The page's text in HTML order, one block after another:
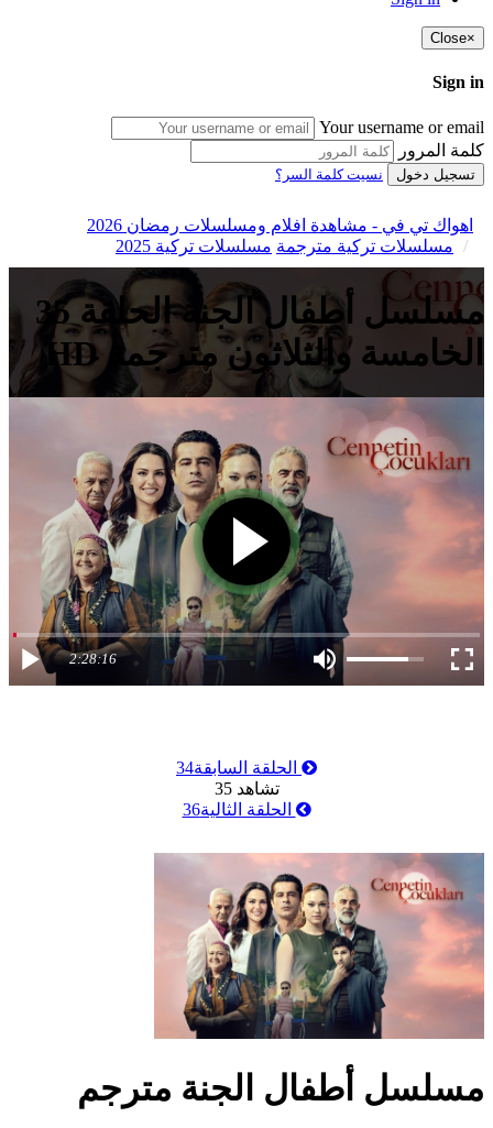
×
Close
Sign in
Your username or email
كلمة المرور
تسجيل دخول نسيت كلمة السر؟
اهواك تي في - مشاهدة افلام ومسلسلات رمضان 2026
مسلسلات تركية مترجمة مسلسلات تركية 2025
مسلسل أطفال الجنة الحلقة 35
الخامسة والثلاثون مترجمة HD
2:28:16
الحلقة السابقة34
تشاهد35
الحلقة الثالية36
مسلسل أطفال الجنة مترجم